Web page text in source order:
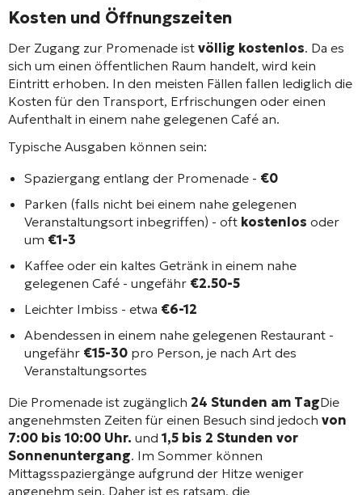
Kosten und Öffnungszeiten
Der Zugang zur Promenade ist völlig kostenlos. Da es
sich um einen öffentlichen Raum handelt, wird kein
Eintritt erhoben. In den meisten Fällen fallen lediglich die
Kosten für den Transport, Erfrischungen oder einen
Aufenthalt in einem nahe gelegenen Café an.
Typische Ausgaben können sein:
Spaziergang entlang der Promenade - €0
Parken (falls nicht bei einem nahe gelegenen
Veranstaltungsort inbegriffen) - oft kostenlos oder
um €1-3
Kaffee oder ein kaltes Getränk in einem nahe
gelegenen Café - ungefähr €2.50-5
Leichter Imbiss - etwa €6-12
Abendessen in einem nahe gelegenen Restaurant -
ungefähr €15-30 pro Person, je nach Art des
Veranstaltungsortes
Die Promenade ist zugänglich 24 Stunden am TagDie
angenehmsten Zeiten für einen Besuch sind jedoch von
7:00 bis 10:00 Uhr. und 1,5 bis 2 Stunden vor
Sonnenuntergang. Im Sommer können
Mittagsspaziergänge aufgrund der Hitze weniger
angenehm sein. Daher ist es ratsam, die